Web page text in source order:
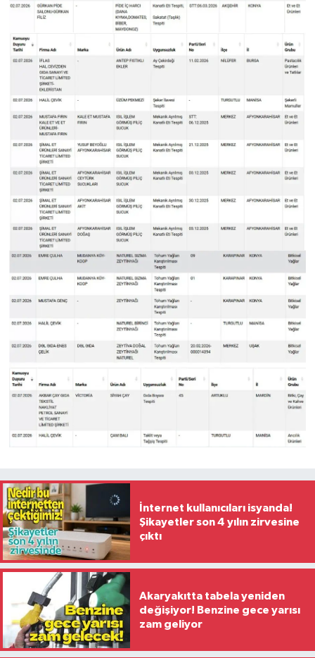
İnternet kullanıcıları isyanda!
Şikayetler son 4 yılın zirvesine
çıktı
Akaryakıtta tabela yeniden
değişiyor! Benzine gece yarısı
zam geliyor